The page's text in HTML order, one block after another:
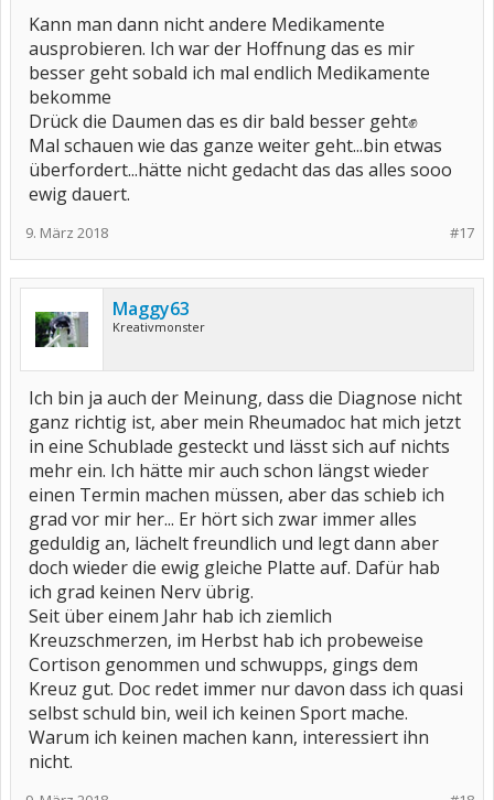
Kann man dann nicht andere Medikamente
ausprobieren. Ich war der Hoffnung das es mir
besser geht sobald ich mal endlich Medikamente
bekomme
Drück die Daumen das es dir bald besser geht✊
Mal schauen wie das ganze weiter geht...bin etwas
überfordert...hätte nicht gedacht das das alles sooo
ewig dauert.
#17
9. März 2018
Maggy63
Kreativmonster
Ich bin ja auch der Meinung, dass die Diagnose nicht
ganz richtig ist, aber mein Rheumadoc hat mich jetzt
in eine Schublade gesteckt und lässt sich auf nichts
mehr ein. Ich hätte mir auch schon längst wieder
einen Termin machen müssen, aber das schieb ich
grad vor mir her... Er hört sich zwar immer alles
geduldig an, lächelt freundlich und legt dann aber
doch wieder die ewig gleiche Platte auf. Dafür hab
ich grad keinen Nerv übrig.
Seit über einem Jahr hab ich ziemlich
Kreuzschmerzen, im Herbst hab ich probeweise
Cortison genommen und schwupps, gings dem
Kreuz gut. Doc redet immer nur davon dass ich quasi
selbst schuld bin, weil ich keinen Sport mache.
Warum ich keinen machen kann, interessiert ihn
nicht.